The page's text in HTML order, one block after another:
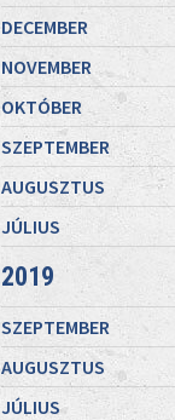
DECEMBER
NOVEMBER
OKTÓBER
SZEPTEMBER
AUGUSZTUS
JÚLIUS
2019
SZEPTEMBER
AUGUSZTUS
JÚLIUS